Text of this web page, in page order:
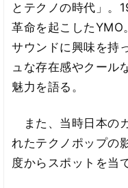
とテクノの時代」。
革命を起こしたYMO
サウンドに興味を持
ュな存在感やクール
魅力を語る。
また、当時日本の
れたテクノポップの
度からスポットを当